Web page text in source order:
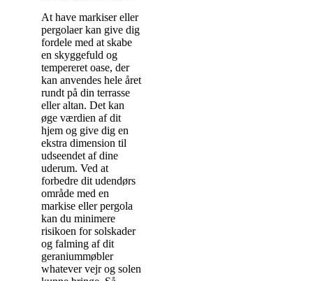
At have markiser eller
pergolaer kan give dig
fordele med at skabe
en skyggefuld og
tempereret oase, der
kan anvendes hele året
rundt på din terrasse
eller altan. Det kan
øge værdien af dit
hjem og give dig en
ekstra dimension til
udseendet af dine
uderum. Ved at
forbedre dit udendørs
område med en
markise eller pergola
kan du minimere
risikoen for solskader
og falming af dit
geraniummøbler
whatever vejr og solen